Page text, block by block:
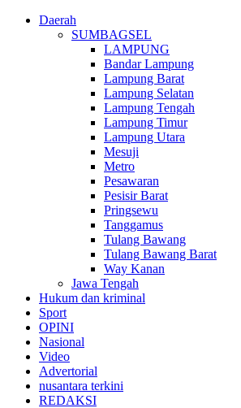
Daerah
SUMBAGSEL
LAMPUNG
Bandar Lampung
Lampung Barat
Lampung Selatan
Lampung Tengah
Lampung Timur
Lampung Utara
Mesuji
Metro
Pesawaran
Pesisir Barat
Pringsewu
Tanggamus
Tulang Bawang
Tulang Bawang Barat
Way Kanan
Jawa Tengah
Hukum dan kriminal
Sport
OPINI
Nasional
Video
Advertorial
nusantara terkini
REDAKSI